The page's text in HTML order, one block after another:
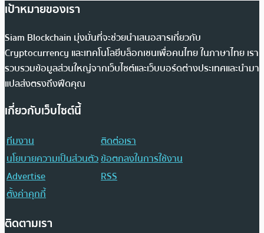
เป้าหมายของเรา
Siam Blockchain มุ่งมั่นที่จะช่วยนำเสนอสารเกี่ยวกับ
Cryptocurrency และเทคโนโลยีบล็อกเชนเพื่อคนไทย ในภาษาไทย เรา
รวบรวมข้อมูลส่วนใหญ่จากเว็บไซต์และเว็บบอร์ดต่างประเทศและนำมา
แปลส่งตรงถึงฟีดคุณ
เกี่ยวกับเว็บไซต์นี้
ทีมงาน
ติดต่อเรา
นโยบายความเป็นส่วนตัวข้อตกลงในการใช้งาน
Advertise
RSS
ตั้งค่าคุกกี้
ติดตามเรา